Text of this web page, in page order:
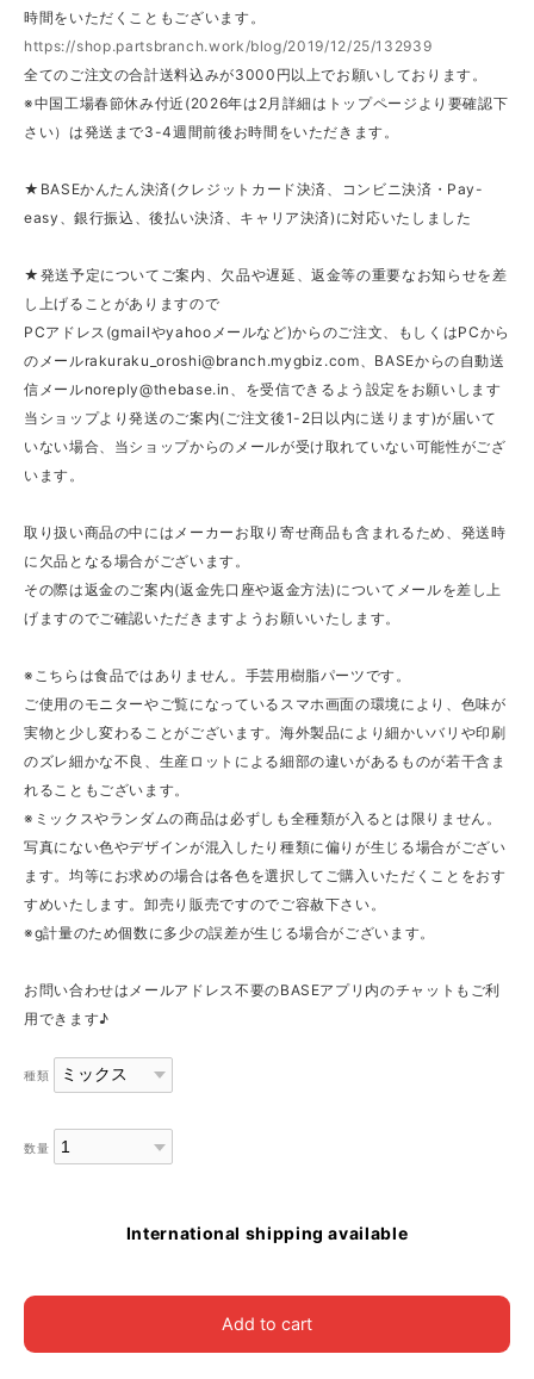
時間をいただくこともございます。
https://shop.partsbranch.work/blog/2019/12/25/132939
全てのご注文の合計送料込みが3000円以上でお願いしております。
※中国工場春節休み付近(2026年は2月詳細はトップページより要確認下
さい）は発送まで3-4週間前後お時間をいただきます。
★BASEかんたん決済(クレジットカード決済、コンビニ決済・Pay-
easy、銀行振込、後払い決済、キャリア決済)に対応いたしました
★発送予定についてご案内、欠品や遅延、返金等の重要なお知らせを差
し上げることがありますので
PCアドレス(gmailやyahooメールなど)からのご注文、もしくはPCから
のメールrakuraku_oroshi@branch.mygbiz.com、BASEからの自動送
信メールnoreply@thebase.in 、を受信できるよう設定をお願いします
当ショップより発送のご案内(ご注文後1-2日以内に送ります)が届いて
いない場合、当ショップからのメールが受け取れていない可能性がござ
います。
取り扱い商品の中にはメーカーお取り寄せ商品も含まれるため、発送時
に欠品となる場合がございます。
その際は返金のご案内(返金先口座や返金方法)についてメールを差し上
げますのでご確認いただきますようお願いいたします。
※こちらは食品ではありません。手芸用樹脂パーツです。
ご使用のモニターやご覧になっているスマホ画面の環境により、色味が
実物と少し変わることがございます。海外製品により細かいバリや印刷
のズレ細かな不良、生産ロットによる細部の違いがあるものが若干含ま
れることもございます。
※ミックスやランダムの商品は必ずしも全種類が入るとは限りません。
写真にない色やデザインが混入したり種類に偏りが生じる場合がござい
ます。均等にお求めの場合は各色を選択してご購入いただくことをおす
すめいたします。卸売り販売ですのでご容赦下さい。
※g計量のため個数に多少の誤差が生じる場合がございます。
お問い合わせはメールアドレス不要のBASEアプリ内のチャットもご利
用できます♪
種類
数量
International shipping available
Add to cart